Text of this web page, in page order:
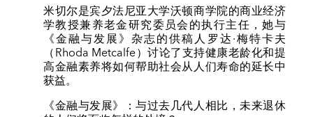
米切尔是宾夕法尼亚大学沃顿商学院的商业经济
学教授兼养老金研究委员会的执行主任，她与
《金融与发展》杂志的供稿人罗达·梅特卡夫
（Rhoda Metcalfe）讨论了支持健康老龄化和提
高金融素养将如何帮助社会从人们寿命的延长中
获益。
《金融与发展》：与过去几代人相比，未来退休